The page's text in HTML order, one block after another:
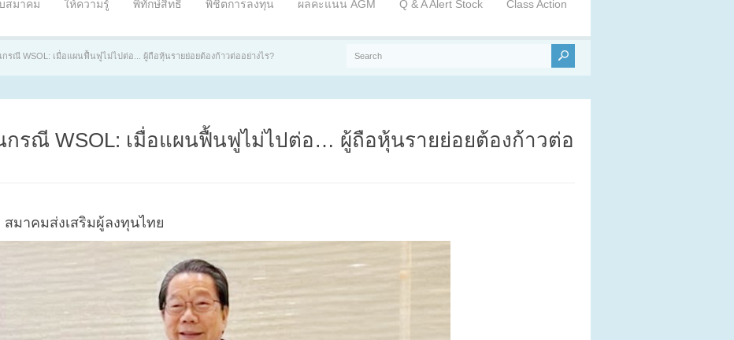
สมาคม ให้ความรู้ พิทักษ์สิทธิ พิชิตการลงทุน ผลคะแนน AGM Q & A Alert Stock Class Action
กรณี WSOL: เมื่อแผนฟื้นฟูไม่ไปต่อ... ผู้ถือหุ้นรายย่อยต้องก้าวต่ออย่างไร?
กรณี WSOL: เมื่อแผนฟื้นฟูไม่ไปต่อ… ผู้ถือหุ้นรายย่อยต้องก้าวต่อ
มาคมส่งเสริมผู้ลงทุนไทย